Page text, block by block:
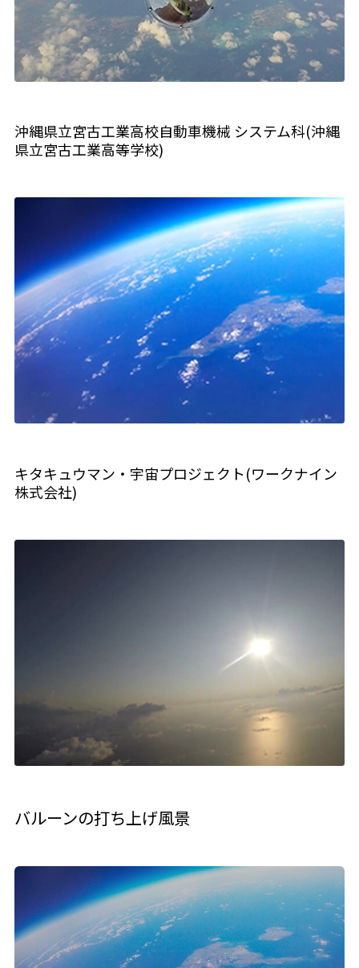
沖縄県立宮古工業高校自動車機械 システム科(沖縄
県立宮古工業高等学校)
キタキュウマン・宇宙プロジェクト(ワークナイン
株式会社)
バルーンの打ち上げ風景